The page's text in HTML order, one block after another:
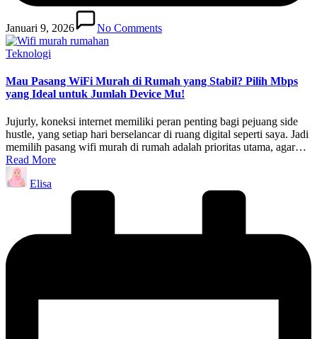
Januari 9, 2026 No Comments
Posted
Teknologi
Mau Pasang WiFi Murah di Rumah yang Stabil? Pilih Mbps
yang Ideal untuk Jumlah Device Mu!
Jujurly, koneksi internet memiliki peran penting bagi pejuang side
hustle, yang setiap hari berselancar di ruang digital seperti saya. Jadi
memilih pasang wifi murah di rumah adalah prioritas utama, agar…
Read More
Posted
by
Elisa